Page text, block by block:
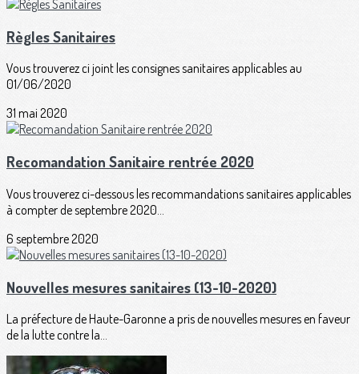
Règles Sanitaires
Vous trouverez ci joint les consignes sanitaires applicables au
01/06/2020
31 mai 2020
Recomandation Sanitaire rentrée 2020
Vous trouverez ci-dessous les recommandations sanitaires applicables
à compter de septembre 2020...
6 septembre 2020
Nouvelles mesures sanitaires (13-10-2020)
La préfecture de Haute-Garonne a pris de nouvelles mesures en faveur
de la lutte contre la...